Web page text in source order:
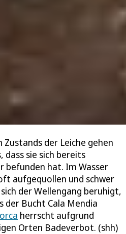
der Leiche gehen
dass sie sich bereits
befunden hat. Im Wasser
aufgequollen und schwer
der Wellengang beruhigt,
der Bucht Cala Mendia
herrscht aufgrund
Orten Badeverbot. (shh)